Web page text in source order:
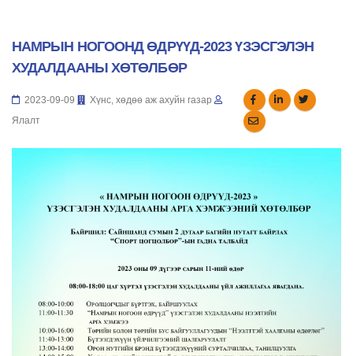
НАМРЫН НОГООНД ӨДРҮҮД-2023 ҮЗЭСГЭЛЭН
ХУДАЛДААНЫ ХӨТӨЛБӨР
2023-09-09
Хүнс, хөдөө аж ахуйн газар
Ялалт